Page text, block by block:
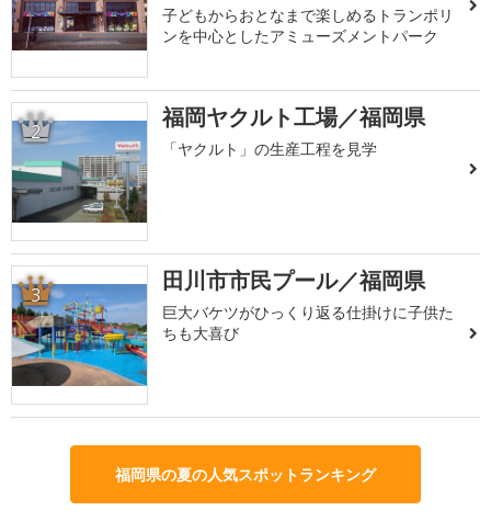
子どもからおとなまで楽しめるトランポリ
ンを中心としたアミューズメントパーク
2 福岡ヤクルト工場／福岡県
「ヤクルト」の生産工程を見学
3 田川市市民プール／福岡県
巨大バケツがひっくり返る仕掛けに子供た
ちも大喜び
福岡県の夏の人気スポットランキング